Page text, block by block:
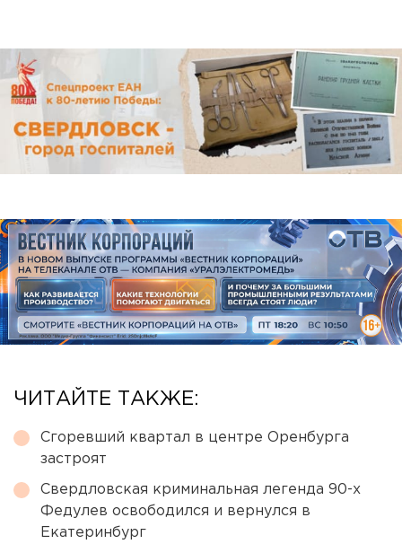
ЧИТАЙТЕ ТАКЖЕ:
Сгоревший квартал в центре Оренбурга
застроят
Свердловская криминальная легенда 90-х
Федулев освободился и вернулся в
Екатеринбург